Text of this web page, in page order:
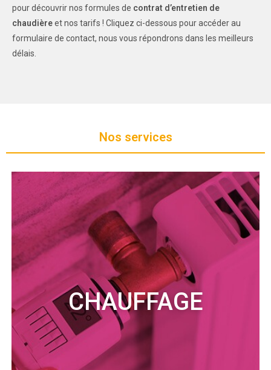
pour découvrir nos formules de contrat d’entretien de
chaudièreet nos tarifs ! Cliquez ci-dessous pour accéder au
formulaire de contact, nous vous répondrons dans les meilleurs
délais.
Nos services
CHAUFFAGE